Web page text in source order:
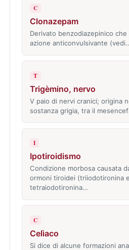
C
Clonazepam
Derivato benzodiazepinico
azione anticonvulsivante
T
Trigèmino, nervo
V paio di nervi cranici; origina
sostanza grigia, tra il
I
Ipotiroidismo
Condizione morbosa causata
ormoni tiroidei (triiodotironina e
tetraiodotironina…
C
Celìaco
Si dice di alcune formazioni